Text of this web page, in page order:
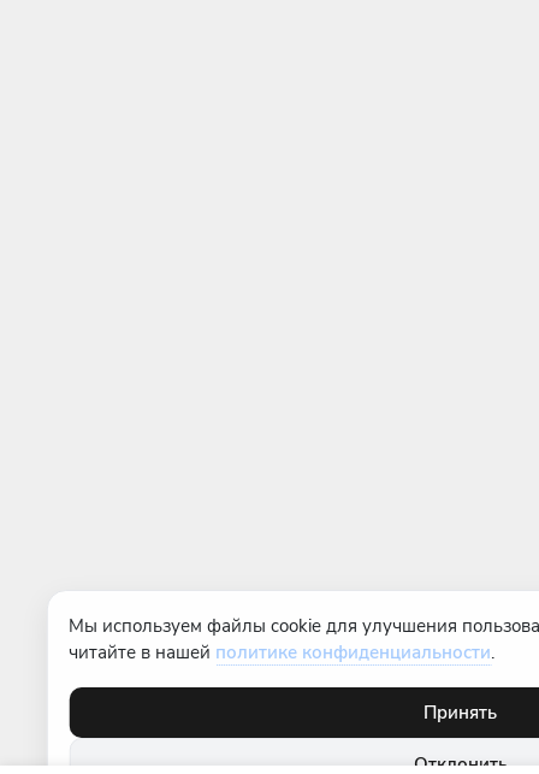
Мы используем файлы cookie для улучшения
читайте в нашей политике конфиденциальности.
Принять
Отклонить